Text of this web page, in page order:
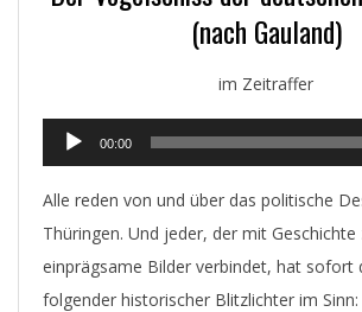
(nach Gauland)
im Zeitraffer
Audio-
Player
00:00
Alle reden von und über das politische
Thüringen. Und jeder, der mit Geschichte
einprägsame Bilder verbindet, hat sofort
folgender historischer Blitzlichter im Sinn: